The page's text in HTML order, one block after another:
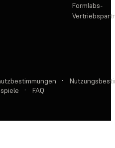
Formlabs-
·
· FAQ